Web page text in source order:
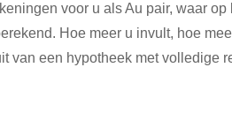
voor u als Au pair, waar
Hoe meer u invult, hoe
van een hypotheek met volledige